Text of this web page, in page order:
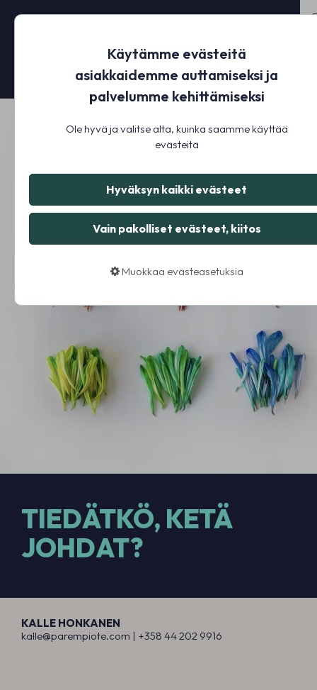
TIEDÄTKÖ, KETÄ
JOHDAT?
KALLE HONKANEN
kalle@parempiote.com | +358 44 202 9916
Käytämme evästeitä
asiakkaidemme auttamiseksi ja
palvelumme kehittämiseksi
Ole hyvä ja valitse alta, kuinka saamme käyttää
evästeitä
Hyväksyn kaikki evästeet
Vain pakolliset evästeet, kiitos
Muokkaa evästeasetuksia